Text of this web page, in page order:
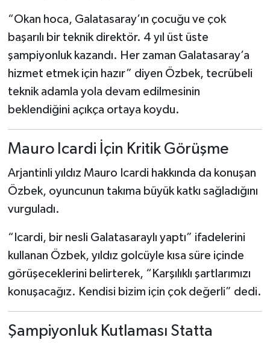
“Okan hoca, Galatasaray’ın çocuğu ve çok
başarılı bir teknik direktör. 4 yıl üst üste
şampiyonluk kazandı. Her zaman Galatasaray’a
hizmet etmek için hazır” diyen Özbek, tecrübeli
teknik adamla yola devam edilmesinin
beklendiğini açıkça ortaya koydu.
Mauro Icardi İçin Kritik Görüşme
Arjantinli yıldız Mauro Icardi hakkında da konuşan
Özbek, oyuncunun takıma büyük katkı sağladığını
vurguladı.
“Icardi, bir nesli Galatasaraylı yaptı” ifadelerini
kullanan Özbek, yıldız golcüyle kısa süre içinde
görüşeceklerini belirterek, “Karşılıklı şartlarımızı
konuşacağız. Kendisi bizim için çok değerli” dedi.
Şampiyonluk Kutlaması Statta